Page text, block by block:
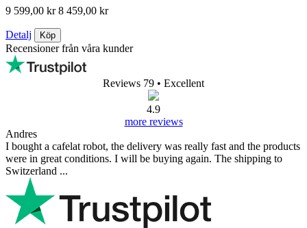
9 599,00 kr 8 459,00 kr
Detalj Köp
Recensioner från våra kunder
Reviews 79 • Excellent
4.9
more reviews
Andres
I bought a cafelat robot, the delivery was really fast and the products
were in great conditions. I will be buying again. The shipping to
Switzerland ...